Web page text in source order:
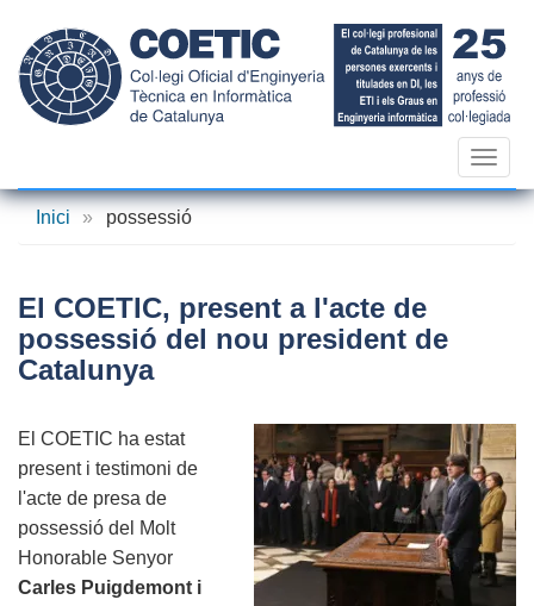
contingut
Inici
» possessió
El COETIC, present a l'acte de
possessió del nou president de
Catalunya
El COETIC ha estat
present i testimoni de
l'acte de presa de
possessió del Molt
Honorable Senyor
Carles Puigdemont i